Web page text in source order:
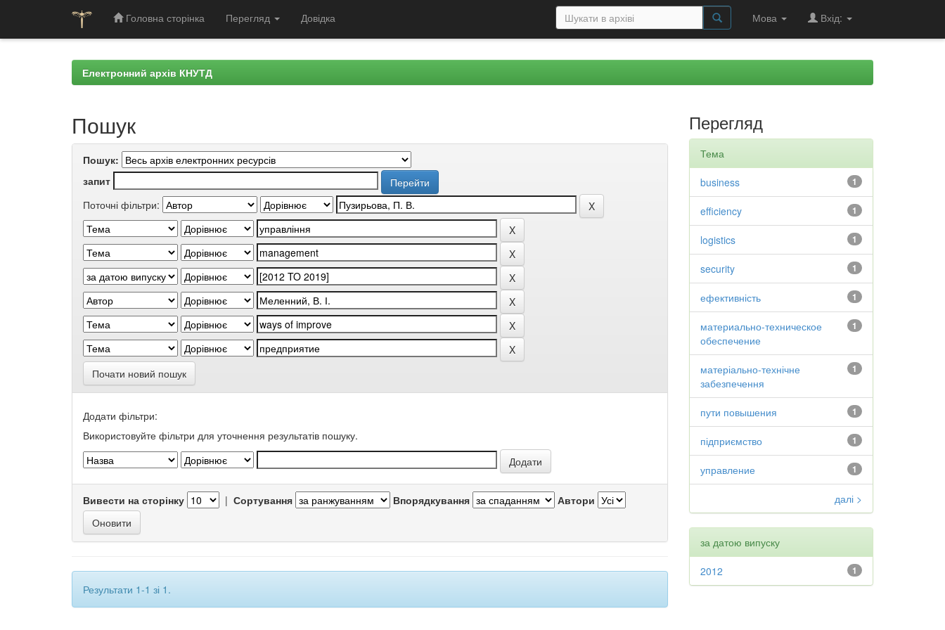
Головна сторінка Перегляд Довідка Мова Вхід:
Електронний архів КНУТД
Пошук
Пошук:
запит
Поточні фільтри:
Почати новий пошук
Додати фільтри:
Використовуйте фільтри для уточнення результатів пошуку.
Вивести на сторінку | Сортування Впорядкування Автори
Результати 1-1 зі 1.
Перегляд
Тема
1
business
1
efficiency
1
logistics
1
security
1
ефективність
1
материально-техническое
обеспечение
1
матеріально-технічне
забезпечення
1
пути повышения
1
підприємство
1
управление
далі >
за датою випуску
1
2012